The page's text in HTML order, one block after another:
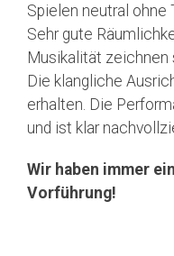
Spielen neutral ohne
Sehr gute
Musikalität zeichnen
Die klangliche
erhalten. Die
und ist klar
Wir haben immer
Vorführung!